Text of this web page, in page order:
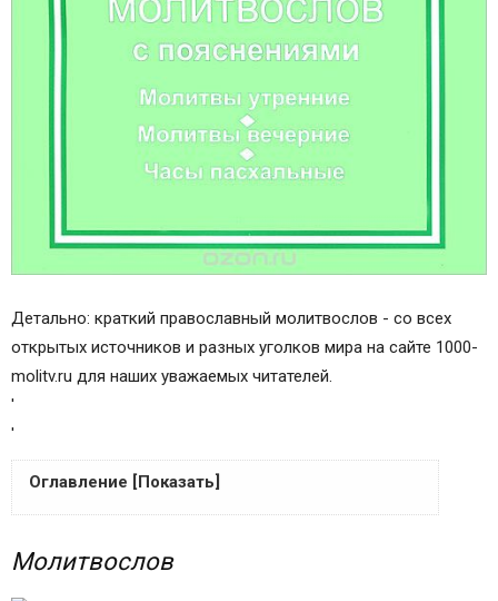
Детально: краткий православный молитвослов - со всех
открытых источников и разных уголков мира на сайте 1000-
molitv.ru для наших уважаемых читателей.
'
'
Оглавление [Показать]
Краткий молитвослов
Молитвослов